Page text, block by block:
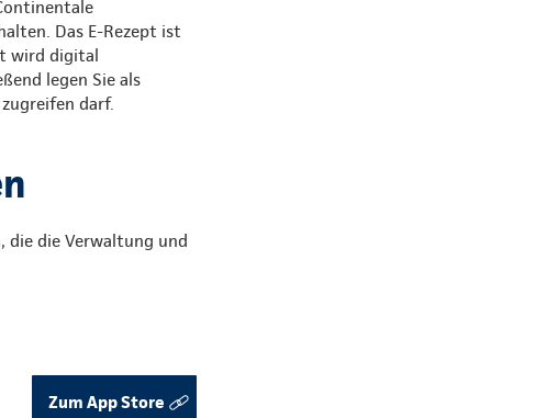
Das E-Rezept ist
wird digital
legen Sie als
darf.
die die Verwaltung und
Zum App Store